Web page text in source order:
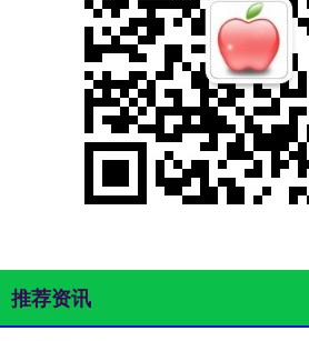
推荐资讯